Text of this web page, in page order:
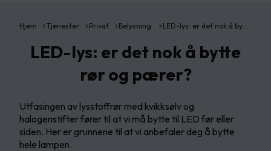
Hjem Tjenester Privat Belysning LED-lys: er det nok å by…
LED-lys: er det nok å bytte
rør og pærer?
Utfasingen av lysstoffrør med kvikksølv og
halogenstifter fører til at vi må bytte til LED før eller
siden. Her er grunnene til at vi anbefaler deg å bytte
hele lampen.